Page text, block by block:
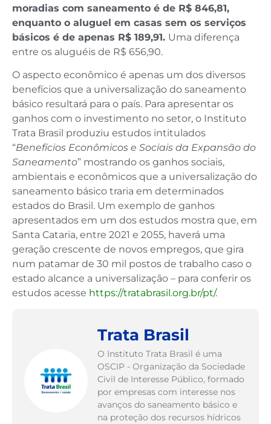
moradias com saneamento é de R$ 846,81,
enquanto o aluguel em casas sem os serviços
básicos é de apenas R$ 189,91. Uma diferença
entre os aluguéis de R$ 656,90.
O aspecto econômico é apenas um dos diversos
benefícios que a universalização do saneamento
básico resultará para o país. Para apresentar os
ganhos com o investimento no setor, o Instituto
Trata Brasil produziu estudos intitulados
“Benefícios Econômicos e Sociais da Expansão do
Saneamento” mostrando os ganhos sociais,
ambientais e econômicos que a universalização do
saneamento básico traria em determinados
estados do Brasil. Um exemplo de ganhos
apresentados em um dos estudos mostra que, em
Santa Cataria, entre 2021 e 2055, haverá uma
geração crescente de novos empregos, que gira
num patamar de 30 mil postos de trabalho caso o
estado alcance a universalização – para conferir os
estudos acesse https://tratabrasil.org.br/pt/.
Trata Brasil
O Instituto Trata Brasil é uma
OSCIP - Organização da Sociedade
Civil de Interesse Público, formado
por empresas com interesse nos
avanços do saneamento básico e
na proteção dos recursos hídricos